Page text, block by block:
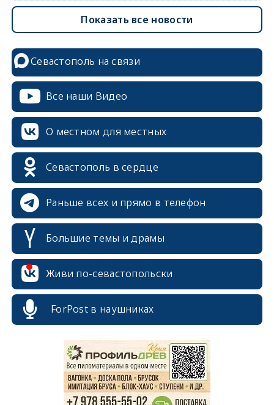
Показать все новости
Севастополь на связи
Все наши Видео
О местном для местных
Севастополь в сердце
Раньше всех и прямо в телефон
Большие темы и драмы
Живи по-севастопольски
ForPost в наушниках